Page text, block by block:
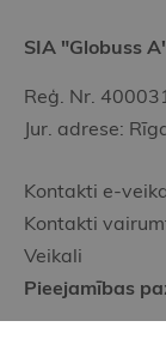
SIA "Globuss
Reģ. Nr.
Jur. adrese:
Kontakti e-
Kontakti
Veikali
Pieejamības